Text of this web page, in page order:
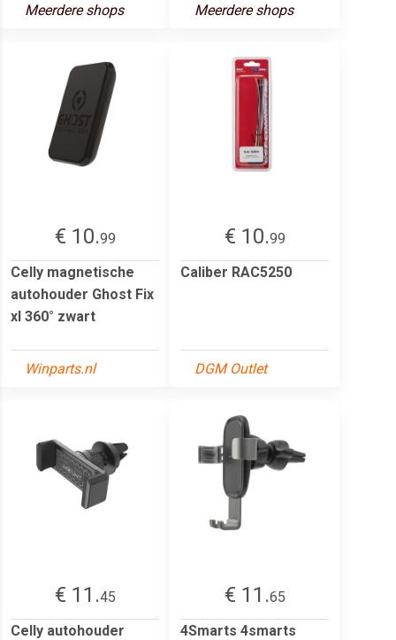
Meerdere shops
Meerdere shops
€ 10.99
Celly magnetische
autohouder Ghost Fix
xl 360° zwart
Winparts.nl
€ 10.99
Caliber RAC5250
DGM Outlet
€ 11.45
Celly autohouder
€ 11.65
4Smarts 4smarts